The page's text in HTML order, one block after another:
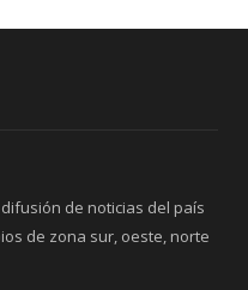
de noticias del país
de zona sur, oeste, norte